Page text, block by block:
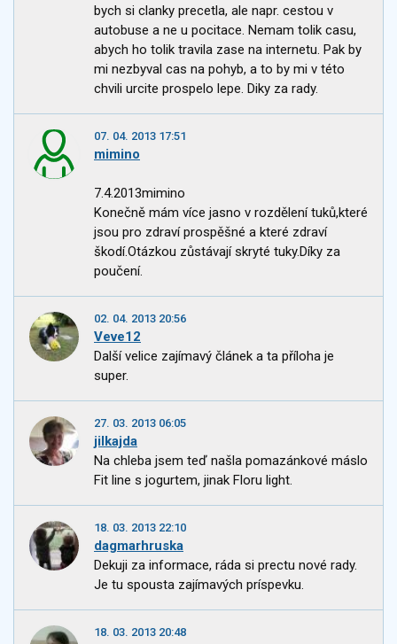
bych si clanky precetla, ale napr. cestou v
autobuse a ne u pocitace. Nemam tolik casu,
abych ho tolik travila zase na internetu. Pak by
mi nezbyval cas na pohyb, a to by mi v této
chvili urcite prospelo lepe. Diky za rady.
07. 04. 2013 17:51
mimino
7.4.2013mimino
Konečně mám více jasno v rozdělení tuků,které
jsou pro zdraví prospěšné a které zdraví
škodí.Otázkou zůstávají skryté tuky.Díky za
poučení.
02. 04. 2013 20:56
Veve12
Další velice zajímavý článek a ta příloha je
super.
27. 03. 2013 06:05
jilkajda
Na chleba jsem teď našla pomazánkové máslo
Fit line s jogurtem, jinak Floru light.
18. 03. 2013 22:10
dagmarhruska
Dekuji za informace, ráda si prectu nové rady.
Je tu spousta zajímavých príspevku.
18. 03. 2013 20:48